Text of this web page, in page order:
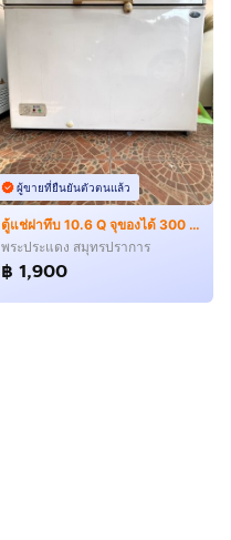
ผู้ขายที่ยืนยันตัวตนแล้ว
ตู้แช่ฝาทึบ 10.6 Q จุของได้ 300 ลิตร ราคาถูกมาก
พระประแดง สมุทรปราการ
฿ 1,900